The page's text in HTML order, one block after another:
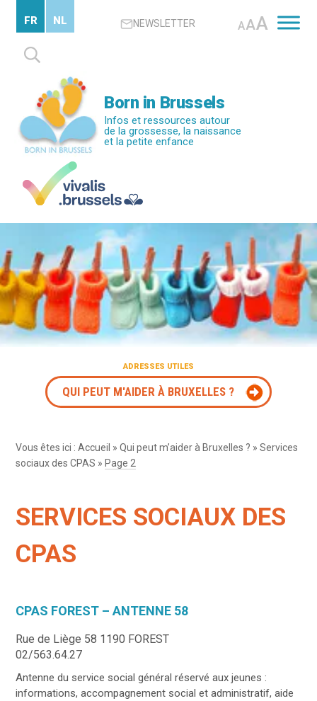
contenu
principal
NEWSLETTER AAA
Rechercher :
FR NL
Born in Brussels
Infos et ressources autour
de la grossesse, la naissance
et la petite enfance
ADRESSES UTILES
QUI PEUT M'AIDER À BRUXELLES ?
Vous êtes ici :Accueil »Qui peut m’aider à Bruxelles ? »Services
sociaux des CPAS » Page 2
SERVICES SOCIAUX DES
CPAS
CPAS FOREST – ANTENNE 58
Rue de Liège 58 1190 FOREST
02/563.64.27
Antenne du service social général réservé aux jeunes :
informations, accompagnement social et administratif, aide